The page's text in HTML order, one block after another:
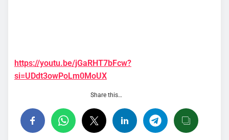
https://youtu.be/jGaRHT7bFcw?
si=UDdt3owPoLm0MoUX
Share this…